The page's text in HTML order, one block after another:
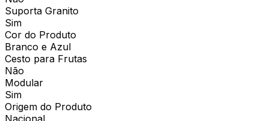
Suporta Granito
Sim
Cor do Produto
Branco e Azul
Cesto para Frutas
Não
Modular
Sim
Origem do Produto
Nacional